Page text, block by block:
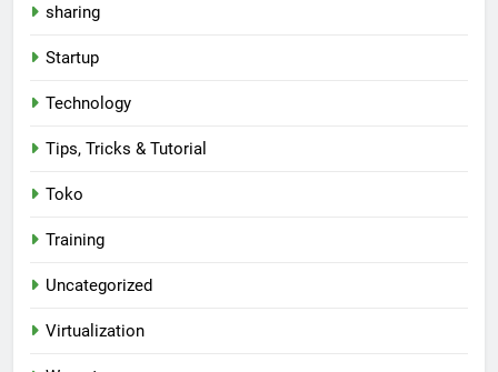
sharing
Startup
Technology
Tips, Tricks & Tutorial
Toko
Training
Uncategorized
Virtualization